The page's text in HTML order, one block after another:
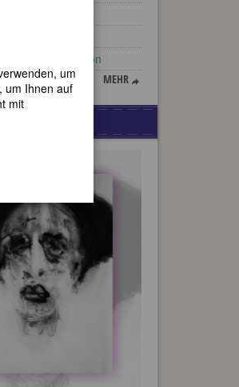
Todd Madison
MEHR
um
um Ihnen auf
mit